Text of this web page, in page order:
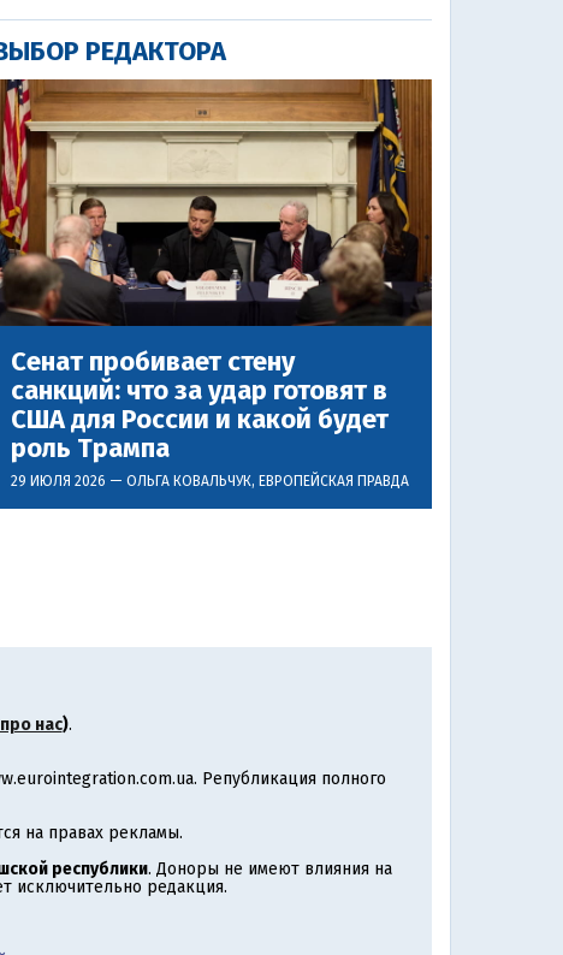
РЕДАКТОРА
Сенат пробивает стену
санкций: что за удар готовят в
США для России и какой будет
роль Трампа
29 ИЮЛЯ 2026 — ОЛЬГА КОВАЛЬЧУК, ЕВРОПЕЙСКАЯ ПРАВДА
нас).
Републикация полного
на правах рекламы.
республики. Доноры не имеют влияния на
исключительно редакция.